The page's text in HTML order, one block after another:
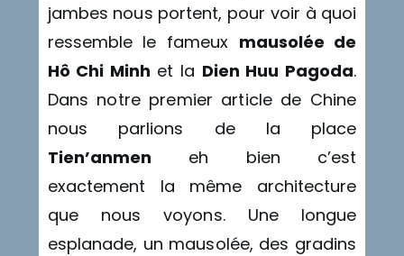
jambes nous portent, pour voir à quoi
ressemble le fameux mausolée de
Hô Chi Minh et la Dien Huu Pagoda.
Dans notre premier article de Chine
nous parlions de la place
Tien’anmen eh bien c’est
exactement la même architecture
que nous voyons. Une longue
esplanade, un mausolée, des gradins